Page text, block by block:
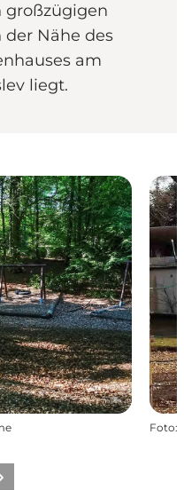
großzügigen
der Nähe des
am
liegt.
Foto: